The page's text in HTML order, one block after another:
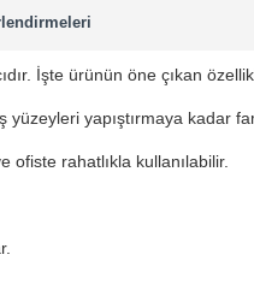
İşte ürünün öne çıkan
yapıştırmaya kadar
ofiste rahatlıkla kullanılabilir.